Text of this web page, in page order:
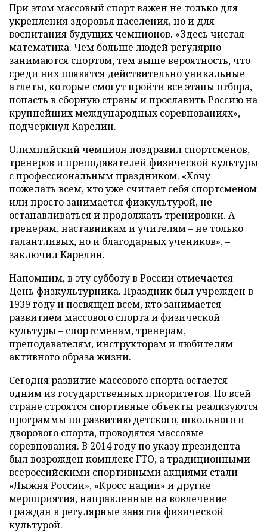
При этом массовый спорт важен не только для
укрепления здоровья населения, но и для
воспитания будущих чемпионов. «Здесь чистая
математика. Чем больше людей регулярно
занимаются спортом, тем выше вероятность, что
среди них появятся действительно уникальные
атлеты, которые смогут пройти все этапы отбора,
попасть в сборную страны и прославить Россию на
крупнейших международных соревнованиях», –
подчеркнул Карелин.
Олимпийский чемпион поздравил спортсменов,
тренеров и преподавателей физической культуры
с профессиональным праздником. «Хочу
пожелать всем, кто уже считает себя спортсменом
или просто занимается физкультурой, не
останавливаться и продолжать тренировки. А
тренерам, наставникам и учителям – не только
талантливых, но и благодарных учеников», –
заключил Карелин.
Напомним, в эту субботу в России отмечается
День физкультурника. Праздник был учрежден в
1939 году и посвящен всем, кто занимается
развитием массового спорта и физической
культуры – спортсменам, тренерам,
преподавателям, инструкторам и любителям
активного образа жизни.
Сегодня развитие массового спорта остается
одним из государственных приоритетов. По всей
стране строятся спортивные объекты реализуются
программы по развитию детского, школьного и
дворового спорта, проводятся массовые
соревнования. В 2014 году по указу президента
был возрожден комплекс ГТО, а традиционными
всероссийскими спортивными акциями стали
«Лыжня России», «Кросс нации» и другие
мероприятия, направленные на вовлечение
граждан в регулярные занятия физической
культурой.